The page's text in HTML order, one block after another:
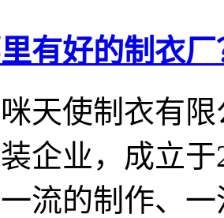
有好的制衣厂
天使制衣有
企业，成立
流的制作、